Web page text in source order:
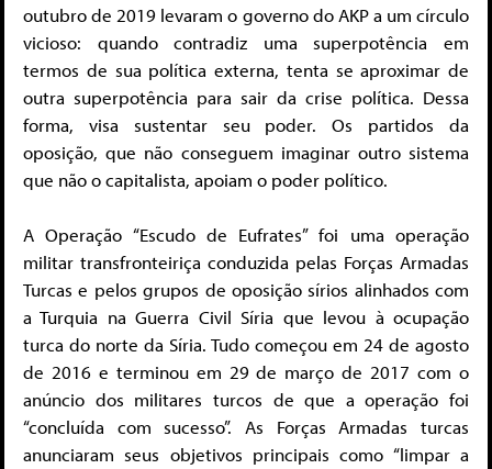
outubro de 2019 levaram o governo do AKP a um círculo
vicioso: quando contradiz uma superpotência em
termos de sua política externa, tenta se aproximar de
outra superpotência para sair da crise política. Dessa
forma, visa sustentar seu poder. Os partidos da
oposição, que não conseguem imaginar outro sistema
que não o capitalista, apoiam o poder político.
A Operação “Escudo de Eufrates” foi uma operação
militar transfronteiriça conduzida pelas Forças Armadas
Turcas e pelos grupos de oposição sírios alinhados com
a Turquia na Guerra Civil Síria que levou à ocupação
turca do norte da Síria. Tudo começou em 24 de agosto
de 2016 e terminou em 29 de março de 2017 com o
anúncio dos militares turcos de que a operação foi
“concluída com sucesso”. As Forças Armadas turcas
anunciaram seus objetivos principais como “limpar a